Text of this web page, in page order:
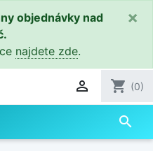
objednávky nad
najdete zde.
×
 shopping_cart (0)
search